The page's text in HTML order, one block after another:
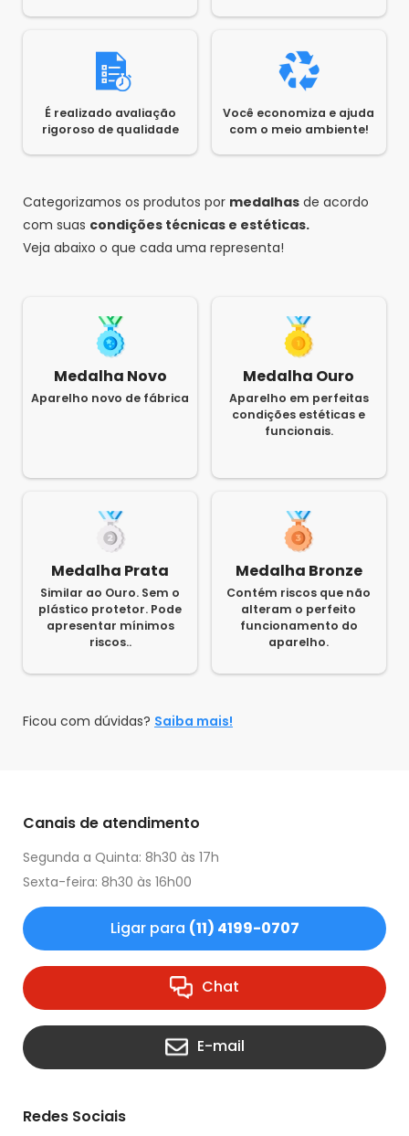
É realizado avaliação
rigoroso de qualidade
Você economiza e ajuda
com o meio ambiente!
Categorizamos os produtos por medalhas de acordo
com suas condições técnicas e estéticas.
Veja abaixo o que cada uma representa!
Medalha Novo
Aparelho novo de fábrica
Medalha Ouro
Aparelho em perfeitas
condições estéticas e
funcionais.
Medalha Prata
Similar ao Ouro. Sem o
plástico protetor. Pode
apresentar mínimos
riscos..
Medalha Bronze
Contém riscos que não
alteram o perfeito
funcionamento do
aparelho.
Ficou com dúvidas? Saiba mais!
Canais de atendimento
Segunda a Quinta: 8h30 às 17h
Sexta-feira: 8h30 às 16h00
Ligar para (11) 4199-0707
Chat
E-mail
Redes Sociais